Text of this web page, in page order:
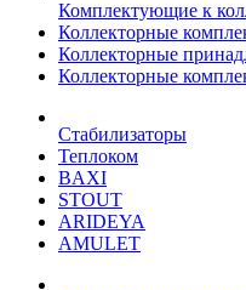
Комплектующие к
Коллекторные
Коллекторные
Коллекторные
Стабилизаторы
Теплоком
BAXI
STOUT
ARIDEYA
AMULET